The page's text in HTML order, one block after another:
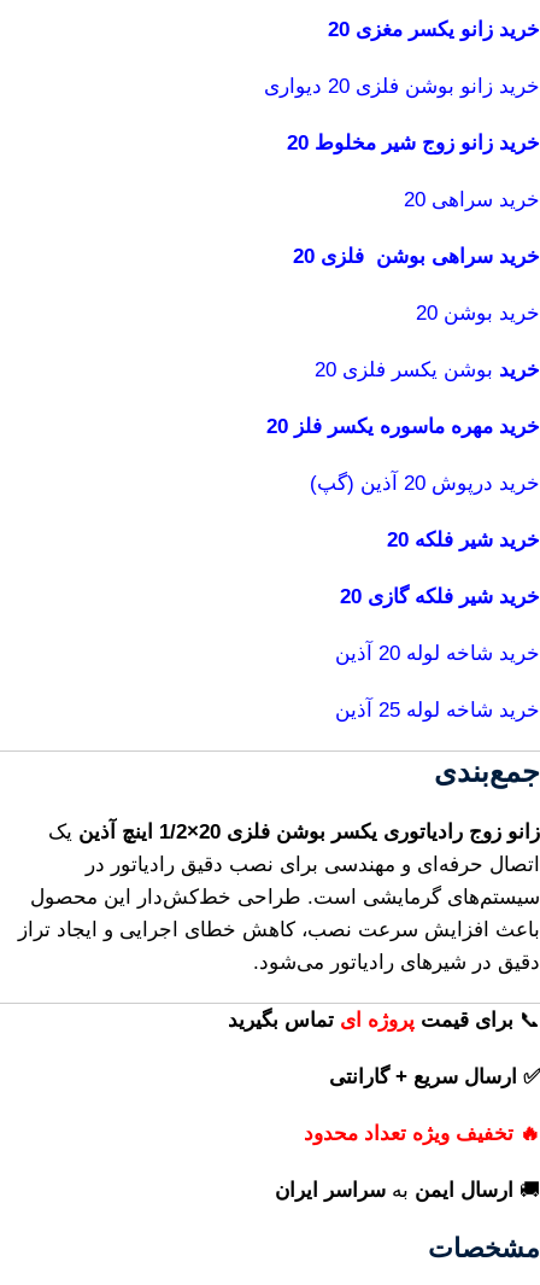
خرید زانو یکسر مغزی 20
خرید زانو بوشن فلزی 20 دیواری
خرید زانو زوج شیر مخلوط 20
خرید سراهی 20
خرید سراهی بوشن فلزی 20
خرید بوشن 20
خرید بوشن یکسر فلزی 20
خرید مهره ماسوره یکسر فلز 20
خرید درپوش 20 آذین (گپ)
خرید شیر فلکه 20
خرید شیر فلکه گازی 20
خرید شاخه لوله 20 آذین
خرید شاخه لوله 25 آذین
جمع‌بندی
زانو زوج رادیاتوری یکسر بوشن فلزی 20×1/2 اینچ آذین
یک
اتصال حرفه‌ای و مهندسی برای نصب دقیق رادیاتور در
سیستم‌های گرمایشی است. طراحی خط‌کش‌دار این محصول
باعث افزایش سرعت نصب، کاهش خطای اجرایی و ایجاد تراز
دقیق در شیرهای رادیاتور می‌شود.
📞 برای قیمت پروژه ای تماس بگیرید
✅ ارسال سریع + گارانتی
🔥 تخفیف ویژه تعداد محدود
🚚 ارسال ایمن به سراسر ایران
مشخصات